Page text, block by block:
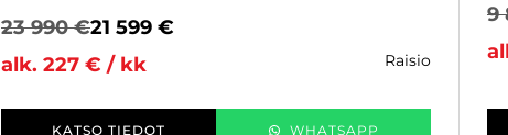
23 990 €21 599 €
alk. 227 € / kk
raisio
KATSO TIEDOT WHATSAPP
9